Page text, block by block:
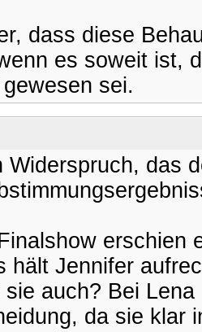
dass diese
es soweit ist,
sei.
Widerspruch, das
erschien
hält Jennifer
auch? Bei
da sie klar